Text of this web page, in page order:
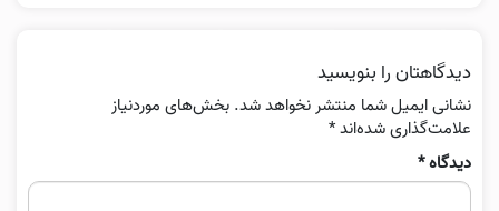
دیدگاهتان را بنویسید
نشانی ایمیل شما منتشر نخواهد شد. بخش‌های موردنیاز
علامت‌گذاری شده‌اند*
دیدگاه*